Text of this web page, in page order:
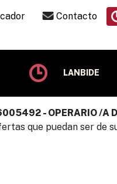
Contacto
LANBIDE
- OPERARIO /A
que puedan ser de